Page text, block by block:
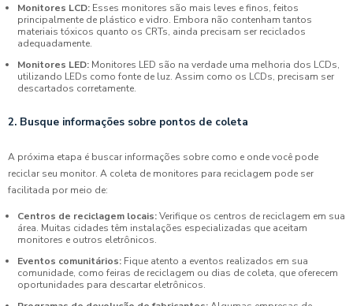
Monitores LCD: Esses monitores são mais leves e finos, feitos
principalmente de plástico e vidro. Embora não contenham tantos
materiais tóxicos quanto os CRTs, ainda precisam ser reciclados
adequadamente.
Monitores LED: Monitores LED são na verdade uma melhoria dos LCDs,
utilizando LEDs como fonte de luz. Assim como os LCDs, precisam ser
descartados corretamente.
2. Busque informações sobre pontos de coleta
A próxima etapa é buscar informações sobre como e onde você pode
reciclar seu monitor. A coleta de monitores para reciclagem pode ser
facilitada por meio de:
Centros de reciclagem locais:Verifique os centros de reciclagem em sua
área. Muitas cidades têm instalações especializadas que aceitam
monitores e outros eletrônicos.
Eventos comunitários: Fique atento a eventos realizados em sua
comunidade, como feiras de reciclagem ou dias de coleta, que oferecem
oportunidades para descartar eletrônicos.